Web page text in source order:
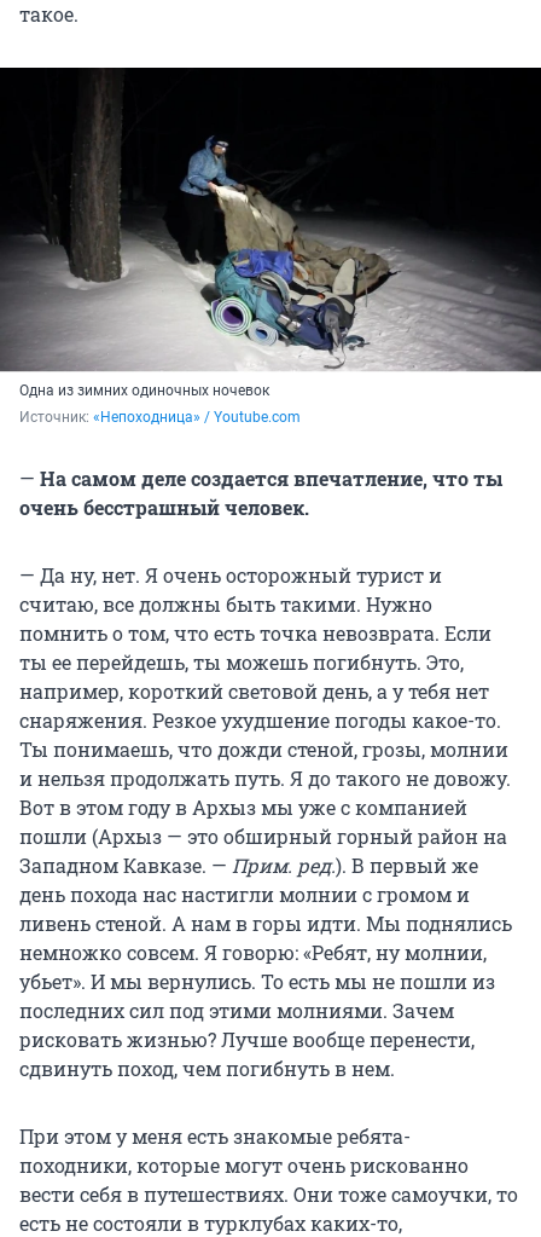
такое.
Одна из зимних одиночных ночевок
Источник: «Непоходница» / Youtube.com
— На самом деле создается впечатление, что ты
очень бесстрашный человек.
— Да ну, нет. Я очень осторожный турист и
считаю, все должны быть такими. Нужно
помнить о том, что есть точка невозврата. Если
ты ее перейдешь, ты можешь погибнуть. Это,
например, короткий световой день, а у тебя нет
снаряжения. Резкое ухудшение погоды какое-то.
Ты понимаешь, что дожди стеной, грозы, молнии
и нельзя продолжать путь. Я до такого не довожу.
Вот в этом году в Архыз мы уже с компанией
пошли (Архыз — это обширный горный район на
Западном Кавказе. — Прим. ред.). В первый же
день похода нас настигли молнии с громом и
ливень стеной. А нам в горы идти. Мы поднялись
немножко совсем. Я говорю: «Ребят, ну молнии,
убьет». И мы вернулись. То есть мы не пошли из
последних сил под этими молниями. Зачем
рисковать жизнью? Лучше вообще перенести,
сдвинуть поход, чем погибнуть в нем.
При этом у меня есть знакомые ребята-
походники, которые могут очень рискованно
вести себя в путешествиях. Они тоже самоучки, то
есть не состояли в турклубах каких-то,